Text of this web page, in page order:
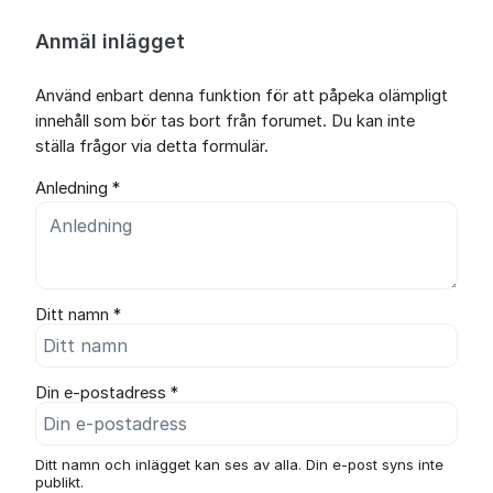
Anmäl inlägget
Använd enbart denna funktion för att påpeka olämpligt
innehåll som bör tas bort från forumet. Du kan inte
ställa frågor via detta formulär.
Anledning *
Ditt namn *
Din e-postadress *
Ditt namn och inlägget kan ses av alla. Din e-post syns inte
publikt.